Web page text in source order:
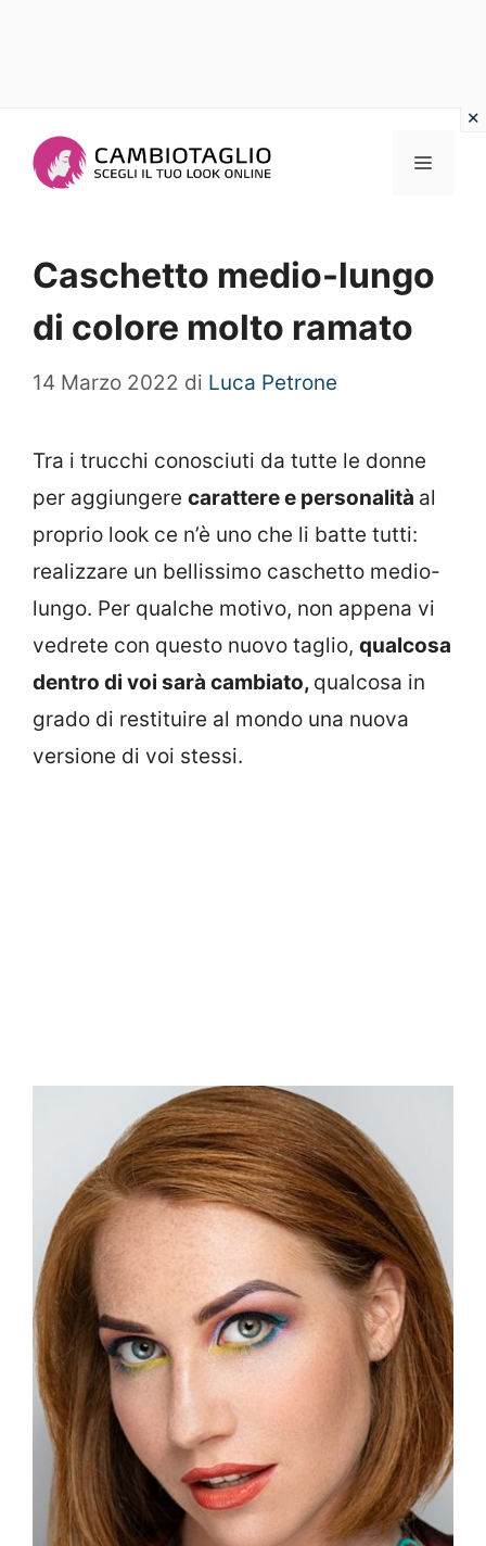
Menu
Caschetto medio-lungo
di colore molto ramato
14 Marzo 2022 di Luca Petrone
Tra i trucchi conosciuti da tutte le donne
per aggiungere carattere e personalità al
proprio look ce n’è uno che li batte tutti:
realizzare un bellissimo caschetto medio-
lungo. Per qualche motivo, non appena vi
vedrete con questo nuovo taglio, qualcosa
dentro di voi sarà cambiato, qualcosa in
grado di restituire al mondo una nuova
versione di voi stessi.